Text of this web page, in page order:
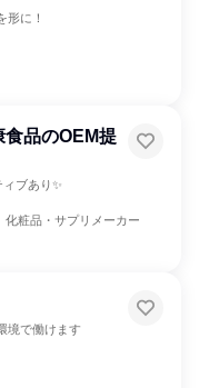
形に！
品のOEM提
ブあり✨
粧品・サプリメーカー
境で働けます